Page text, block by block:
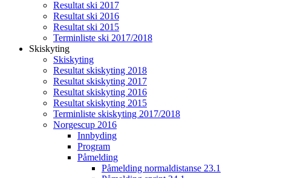
Resultat ski 2017
Resultat ski 2016
Resultat ski 2015
Terminliste ski 2017/2018
Skiskyting
Skiskyting
Resultat skiskyting 2018
Resultat skiskyting 2017
Resultat skiskyting 2016
Resultat skiskyting 2015
Terminliste skiskyting 2017/2018
Norgescup 2016
Innbyding
Program
Påmelding
Påmelding normaldistanse 23.1